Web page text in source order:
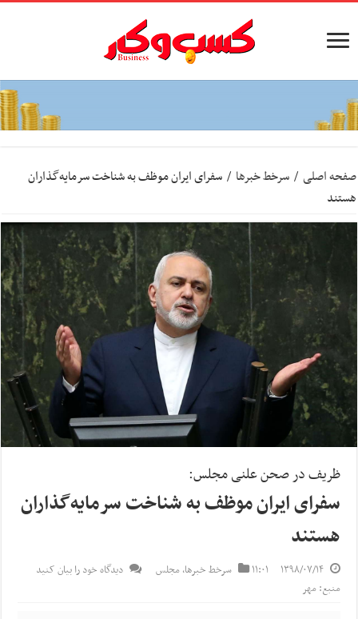
صفحه اصلی / سرخط خبرها / سفرای ایران موظف به شناخت سرمایه‌گذاران
هستند
ظریف در صحن علنی مجلس:
سفرای ایران موظف به شناخت سرمایه‌گذاران
هستند
۱۳۹۸/۰۷/۱۴ ۱۱:۰۱ سرخط خبرها,مجلس
دیدگاه خود را بیان کنید
منبع: مهر